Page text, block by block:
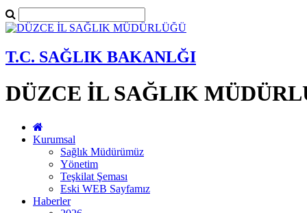
T.C. SAĞLIK BAKANLĞI
DÜZCE İL SAĞLIK
Kurumsal
Sağlık Müdürümüz
Yönetim
Teşkilat Şeması
Eski WEB Sayfamız
Haberler